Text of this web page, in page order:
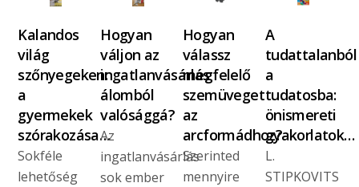
Kalandos
világ
szőnyegeken:
a
gyermekek
szórakozása…
Sokféle
lehetőség
Hogyan
váljon az
ingatlanvásárlás
álomból
valósággá?
Az
ingatlanvásárlás
sok ember
Hogyan
válassz
megfelelő
szemüveget
az
arcformádhoz?
Szerinted
mennyire
A
tudattalanból
a
tudatosba:
önismereti
gyakorlatok…
L.
STIPKOVITS